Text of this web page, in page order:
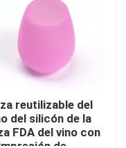
reutilizable del
del silicón de la
FDA del vino con